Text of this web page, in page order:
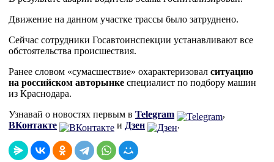
Движение на данном участке трассы было затруднено.
Сейчас сотрудники Госавтоинспекции устанавливают все
обстоятельства происшествия.
Ранее словом «сумасшествие» охарактеризовал ситуацию
на российском авторынке специалист по подбору машин
из Краснодара.
Узнавай о новостях первым в Telegram
,
ВКонтакте
и Дзен .